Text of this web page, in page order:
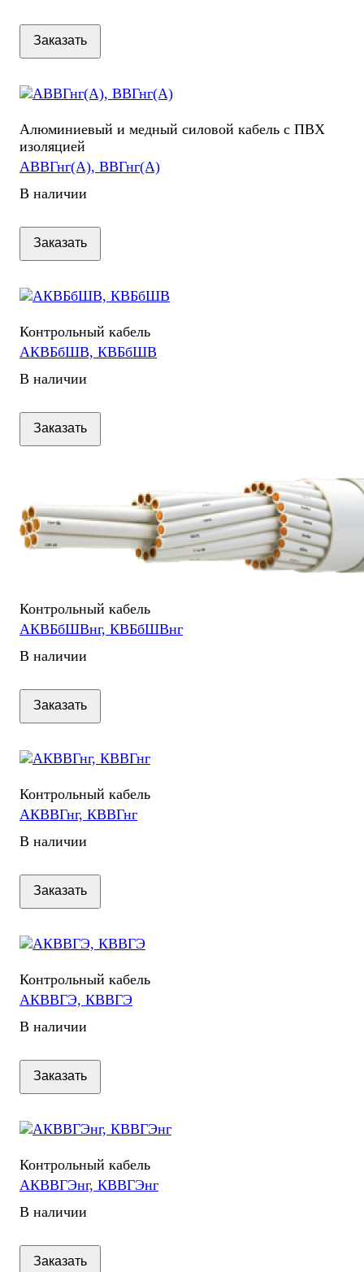
Заказать
Алюминиевый и медный силовой кабель с ПВХ
изоляцией
АВВГнг(А), ВВГнг(А)
В наличии
Заказать
Контрольный кабель
АКВБбШВ, КВБбШВ
В наличии
Заказать
Контрольный кабель
АКВБбШВнг, КВБбШВнг
В наличии
Заказать
Контрольный кабель
АКВВГнг, КВВГнг
В наличии
Заказать
Контрольный кабель
АКВВГЭ, КВВГЭ
В наличии
Заказать
Контрольный кабель
АКВВГЭнг, КВВГЭнг
В наличии
Заказать